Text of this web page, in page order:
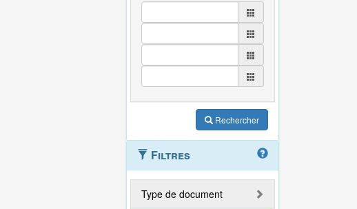
Rechercher
Filtres
Type de document